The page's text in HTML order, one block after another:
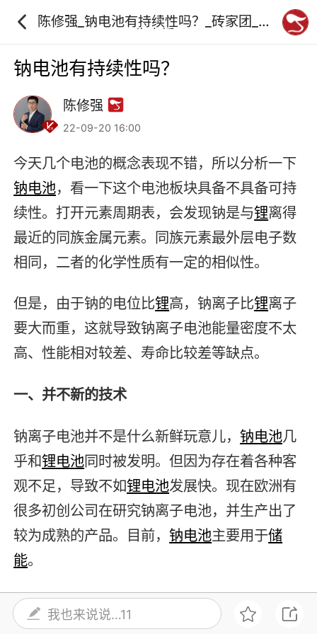
陈修强_钠电池有持续性吗？_砖家团_阿
钠电池有持续性吗？
陈修强
22-09-20 16:00
今天几个电池的概念表现不错，所以分析一下
钠电池，看一下这个电池板块具备不具备可持
续性。打开元素周期表，会发现钠是与锂离得
最近的同族金属元素。同族元素最外层电子数
相同，二者的化学性质有一定的相似性。
但是，由于钠的电位比锂高，钠离子比锂离子
要大而重，这就导致钠离子电池能量密度不太
高、性能相对较差、寿命比较差等缺点。
一、并不新的技术
钠离子电池并不是什么新鲜玩意儿，钠电池几
乎和锂电池同时被发明。但因为存在着各种客
观不足，导致不如锂电池发展快。现在欧洲有
很多初创公司在研究钠离子电池，并生产出了
较为成熟的产品。目前，钠电池主要用于储
能。
二、成本优势
我也来说说…11